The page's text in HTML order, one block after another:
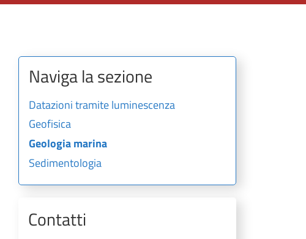
Naviga la sezione
Datazioni tramite luminescenza
Geofisica
Geologia marina
Sedimentologia
Contatti